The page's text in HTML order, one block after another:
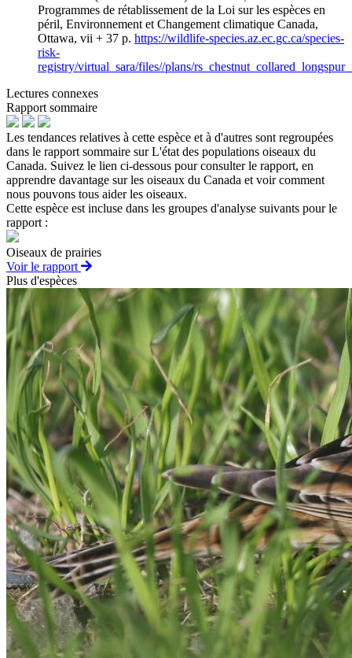
Programmes de rétablissement de la Loi sur les espèces en
péril, Environnement et Changement climatique Canada,
Ottawa, vii + 37 p. https://wildlife-species.az.ec.gc.ca/species-
risk-
registry/virtual_sara/files//plans/
Lectures connexes
Rapport sommaire
Les tendances relatives à cette espèce et à d'autres sont regroupées
dans le rapport sommaire sur L'état des populations oiseaux du
Canada. Suivez le lien ci-dessous pour consulter le rapport, en
apprendre davantage sur les oiseaux du Canada et voir comment
nous pouvons tous aider les oiseaux.
Cette espèce est incluse dans les groupes d'analyse suivants pour le
rapport :
Oiseaux de prairies
Voir le rapport
Plus d'espèces